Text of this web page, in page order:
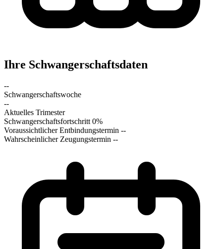
Ihre Schwangerschaftsdaten
--
Schwangerschaftswoche
--
Aktuelles Trimester
Schwangerschaftsfortschritt 0%
Voraussichtlicher Entbindungstermin --
Wahrscheinlicher Zeugungstermin --